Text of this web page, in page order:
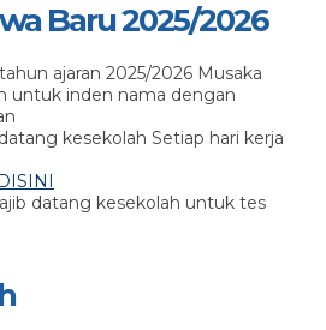
Baru 2025/2026
ajaran 2025/2026 Musaka
untuk inden nama dengan
kesekolah Setiap hari kerja
DISINI
datang kesekolah untuk tes